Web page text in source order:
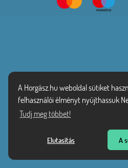
A Horgász.hu weboldal sütiket
felhasználói élményt nyújthassuk
Tudj meg többet!
Elutasítás A